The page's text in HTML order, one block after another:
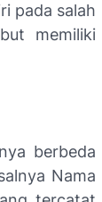
pada salah
memiliki
berbeda
Nama